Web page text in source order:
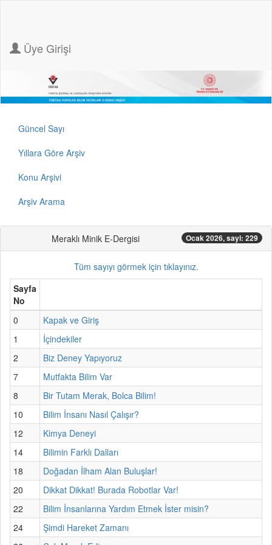
Üye Girişi
Güncel Sayı
Yıllara Göre Arşiv
Konu Arşivi
Arşiv Arama
Meraklı Minik E-Dergisi Ocak 2026, sayi: 229
Tüm sayıyı görmek için tıklayınız.
Sayfa
No
0
Kapak ve Giriş
1
İçindekiler
2
Biz Deney Yapıyoruz
7
Mutfakta Bilim Var
8
Bir Tutam Merak, Bolca Bilim!
10
Bilim İnsanı Nasıl Çalışır?
12
Kimya Deneyi
14
Bilimin Farklı Dalları
18
Doğadan İlham Alan Buluşlar!
20
Dikkat Dikkat! Burada Robotlar Var!
22
Bilim İnsanlarına Yardım Etmek İster misin?
24
Şimdi Hareket Zamanı